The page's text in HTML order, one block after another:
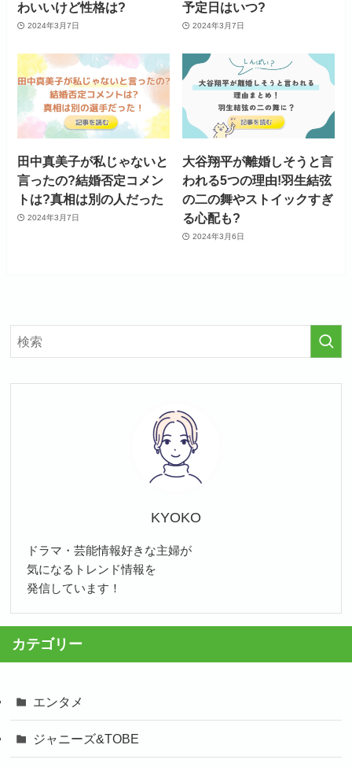
わいいけど性格は?
2024年3月7日
予定日はいつ?
2024年3月7日
田中真美子が私じゃないと
言ったの?結婚否定コメン
トは?真相は別の人だった
2024年3月7日
大谷翔平が離婚しそうと言
われる5つの理由!羽生結弦
の二の舞やストイックすぎ
る心配も?
2024年3月6日
KYOKO
ドラマ・芸能情報好きな主婦が
気になるトレンド情報を
発信しています！
カテゴリー
エンタメ
ジャニーズ&TOBE